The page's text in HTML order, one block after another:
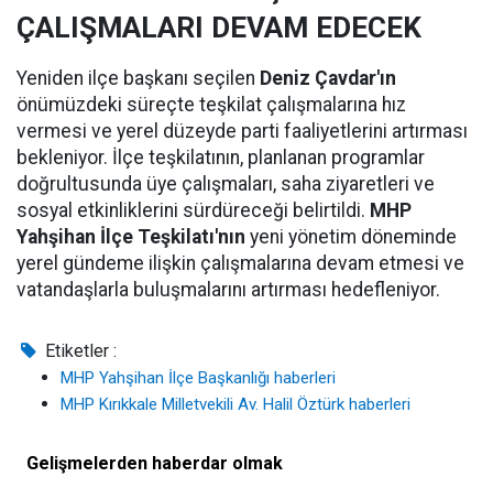
ÇALIŞMALARI DEVAM EDECEK
Yeniden ilçe başkanı seçilen Deniz Çavdar'ın
önümüzdeki süreçte teşkilat çalışmalarına hız
vermesi ve yerel düzeyde parti faaliyetlerini artırması
bekleniyor. İlçe teşkilatının, planlanan programlar
doğrultusunda üye çalışmaları, saha ziyaretleri ve
sosyal etkinliklerini sürdüreceği belirtildi. MHP
Yahşihan İlçe Teşkilatı'nın yeni yönetim döneminde
yerel gündeme ilişkin çalışmalarına devam etmesi ve
vatandaşlarla buluşmalarını artırması hedefleniyor.
Etiketler :
MHP Yahşihan İlçe Başkanlığı haberleri
MHP Kırıkkale Milletvekili Av. Halil Öztürk haberleri
Gelişmelerden haberdar olmak